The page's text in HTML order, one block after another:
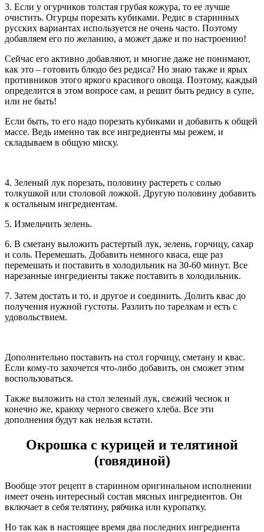
3. Если у огурчиков толстая грубая кожура, то ее лучше
очистить. Огурцы порезать кубиками. Редис в старинных
русских вариантах используется не очень часто. Поэтому
добавляем его по желанию, а может даже и по настроению!
Сейчас его активно добавляют, и многие даже не понимают,
как это – готовить блюдо без редиса? Но знаю также и ярых
противников этого яркого красивого овоща. Поэтому, каждый
определится в этом вопросе сам, и решит быть редису в супе,
или не быть!
Если быть, то его надо порезать кубиками и добавить к общей
массе. Ведь именно так все ингредиенты мы режем, и
складываем в общую миску.
4. Зеленый лук порезать, половину растереть с солью
толкушкой или столовой ложкой. Другую половину добавить
к остальным ингредиентам.
5. Измельчить зелень.
6. В сметану выложить растертый лук, зелень, горчицу, сахар
и соль. Перемешать. Добавить немного кваса, еще раз
перемешать и поставить в холодильник на 30-60 минут. Все
нарезанные ингредиенты также поставить в холодильник.
7. Затем достать и то, и другое и соединить. Долить квас до
получения нужной густоты. Разлить по тарелкам и есть с
удовольствием.
Дополнительно поставить на стол горчицу, сметану и квас.
Если кому-то захочется что-либо добавить, он сможет этим
воспользоваться.
Также выложить на стол зеленый лук, свежий чеснок и
конечно же, краюху черного свежего хлеба. Все эти
дополнения будут как нельзя кстати.
Окрошка с курицей и телятиной
(говядиной)
Вообще этот рецепт в старинном оригинальном исполнении
имеет очень интересный состав мясных ингредиентов. Он
включает в себя телятину, рябчика или куропатку.
Но так как в настоящее время два последних ингредиента